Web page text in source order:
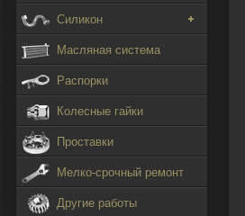
Силикон
Масляная система
Распорки
Колесные гайки
Проставки
Мелко-срочный ремонт
Другие работы